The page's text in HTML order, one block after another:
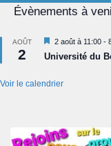
Évènements à
AOÛT
2
Mis
en
avant
2 août à 11:00 -
Université du
Voir le calendrier